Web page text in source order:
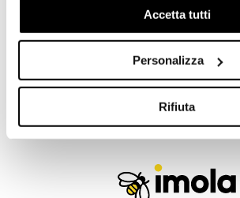
navigazione e mostrarti quindi avvisi
linea con le tue preferenze.
cookie di profilazione, selezionando uno
riportati. Puoi avere maggiori dettagli
l’Informativa estesa cookie. La chiusura
banner comporterà il permanere dei
comunque modificare le tue scelte in
accedendo al link presente nel footer.
Accetta tutti
Personalizza
Rifiuta
Share: